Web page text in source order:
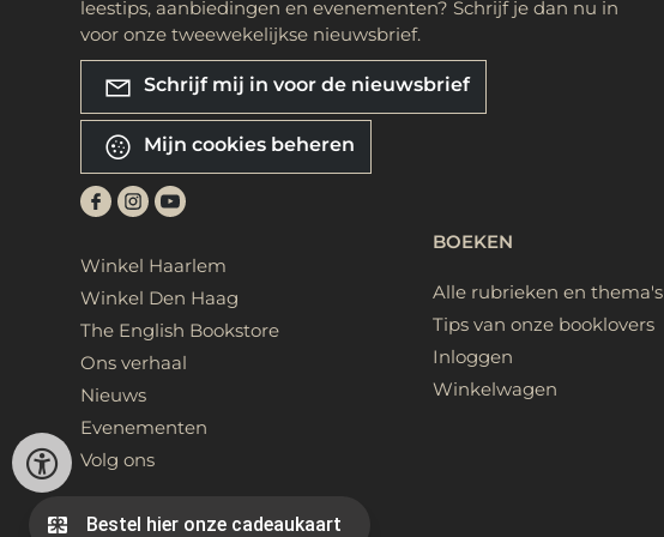
leestips, aanbiedingen en evenementen? Schrijf je dan nu in
voor onze tweewekelijkse nieuwsbrief.
Schrijf mij in voor de nieuwsbrief
Mijn cookies beheren
Winkel Haarlem
Winkel Den Haag
The English Bookstore
Ons verhaal
Nieuws
Evenementen
Volg ons
BOEKEN
Alle rubrieken en thema's
Tips van onze booklovers
Inloggen
Winkelwagen